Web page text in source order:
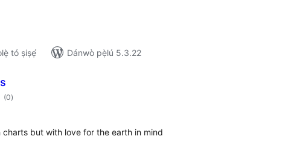
tó ṣiṣẹ́
Dánwò pẹ̀lú 5.3.22
(0àpapọ̀
àwọn
)
but with love for the earth in mind